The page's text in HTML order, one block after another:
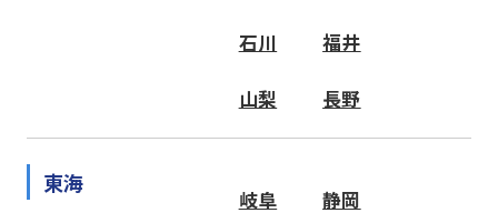
石川 福井
山梨 長野
東海
岐阜 静岡